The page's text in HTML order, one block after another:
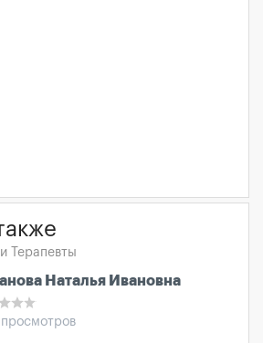
Терапевты
Наталья Ивановна